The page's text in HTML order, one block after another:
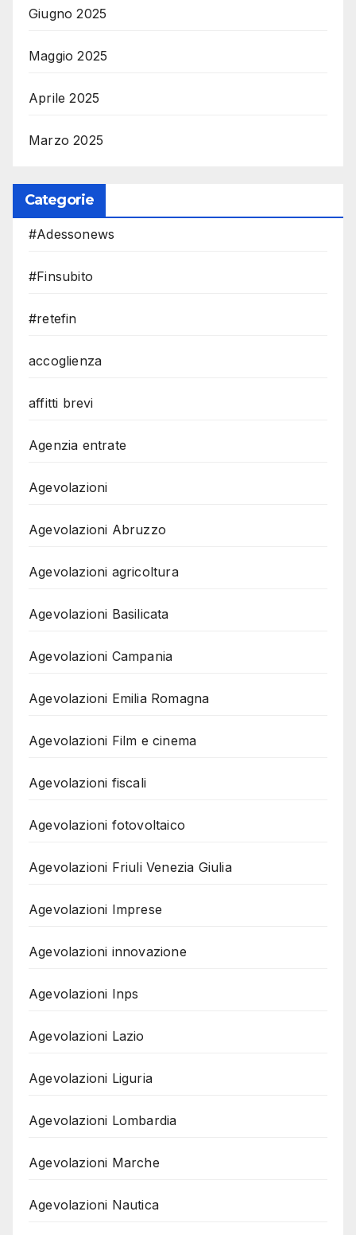
Giugno 2025
Maggio 2025
Aprile 2025
Marzo 2025
Categorie
#Adessonews
#Finsubito
#retefin
accoglienza
affitti brevi
Agenzia entrate
Agevolazioni
Agevolazioni Abruzzo
Agevolazioni agricoltura
Agevolazioni Basilicata
Agevolazioni Campania
Agevolazioni Emilia Romagna
Agevolazioni Film e cinema
Agevolazioni fiscali
Agevolazioni fotovoltaico
Agevolazioni Friuli Venezia Giulia
Agevolazioni Imprese
Agevolazioni innovazione
Agevolazioni Inps
Agevolazioni Lazio
Agevolazioni Liguria
Agevolazioni Lombardia
Agevolazioni Marche
Agevolazioni Nautica